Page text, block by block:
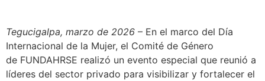
Tegucigalpa, marzo de 2026 – En el marco del Día
Internacional de la Mujer, el Comité de Género
de FUNDAHRSE realizó un evento especial que reunió a
líderes del sector privado para visibilizar y fortalecer el